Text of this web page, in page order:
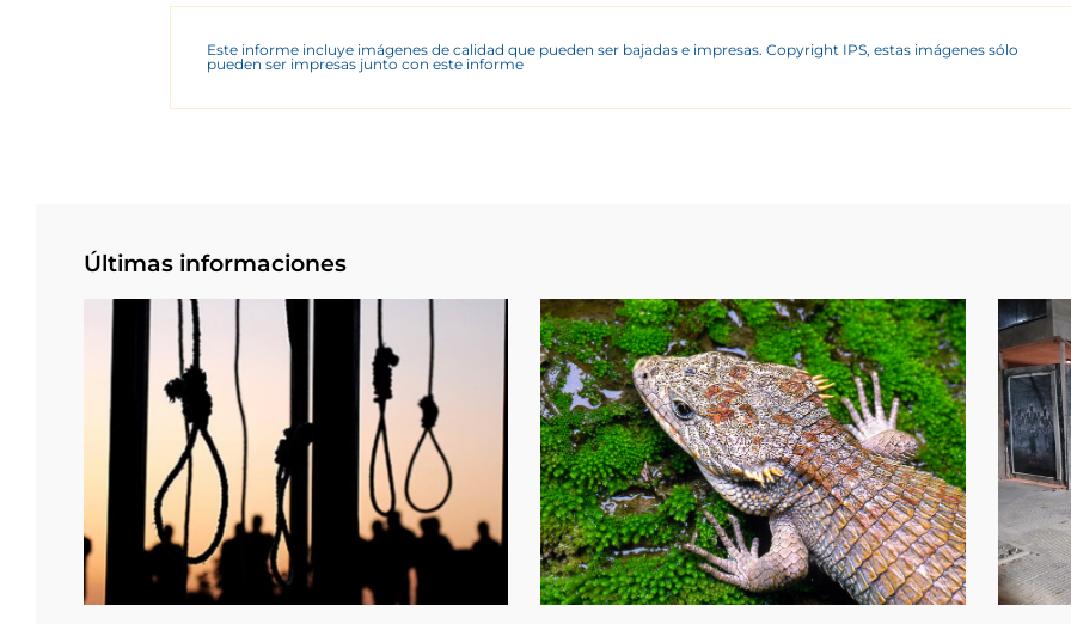
Este informe incluye imágenes de calidad que pueden ser bajadas e impresas. Copyright IPS, estas imágenes sólo
pueden ser impresas junto con este informe
Últimas informaciones